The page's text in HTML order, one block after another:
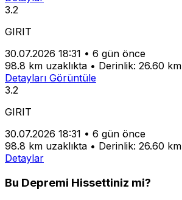
3.2
GIRIT
30.07.2026 18:31 • 6 gün önce
98.8 km uzaklıkta • Derinlik: 26.60 km
Detayları Görüntüle
3.2
GIRIT
30.07.2026 18:31 • 6 gün önce
98.8 km uzaklıkta • Derinlik: 26.60 km
Detaylar
Bu Depremi Hissettiniz mi?